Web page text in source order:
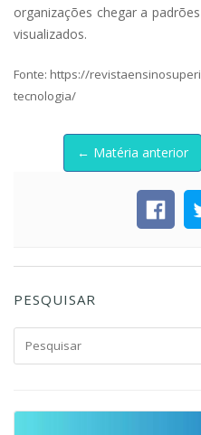
organizações chegar a
visualizados.
Fonte: https://
tecnologia/
← Matéria anterior
PESQUISAR